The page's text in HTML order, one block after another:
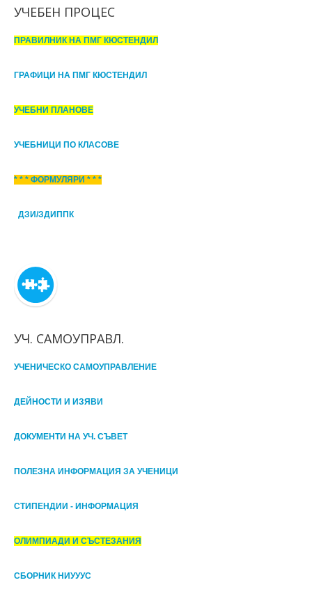
УЧЕБЕН ПРОЦЕС
ПРАВИЛНИК НА ПМГ КЮСТЕНДИЛ
ГРАФИЦИ НА ПМГ КЮСТЕНДИЛ
УЧЕБНИ ПЛАНОВЕ
УЧЕБНИЦИ ПО КЛАСОВЕ
* * * ФОРМУЛЯРИ * * *
ДЗИ/ЗДИППК
УЧ. САМОУПРАВЛ.
УЧЕНИЧЕСКО САМОУПРАВЛЕНИЕ
ДЕЙНОСТИ И ИЗЯВИ
ДОКУМЕНТИ НА УЧ. СЪВЕТ
ПОЛЕЗНА ИНФОРМАЦИЯ ЗА УЧЕНИЦИ
СТИПЕНДИИ - ИНФОРМАЦИЯ
ОЛИМПИАДИ И СЪСТЕЗАНИЯ
СБОРНИК НИУУУС